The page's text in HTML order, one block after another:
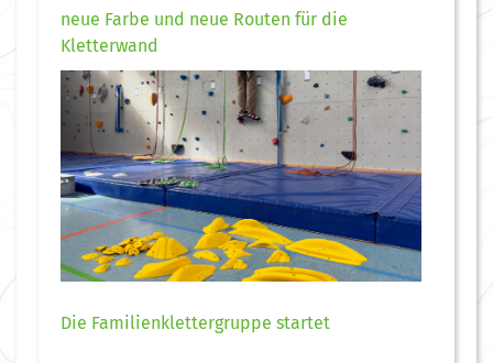
neue Farbe und neue Routen für die
Kletterwand
Die Familienklettergruppe startet